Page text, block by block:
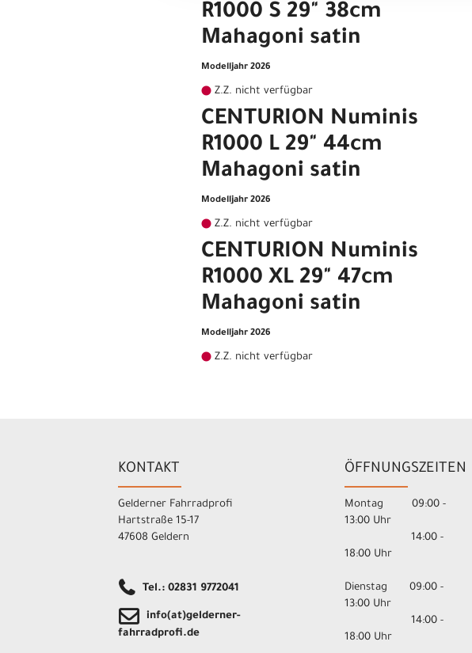
R1000 S 29" 38cm
Mahagoni satin
Modelljahr 2026
Z.Z. nicht verfügbar
CENTURION Numinis
R1000 L 29" 44cm
Mahagoni satin
Modelljahr 2026
Z.Z. nicht verfügbar
CENTURION Numinis
R1000 XL 29" 47cm
Mahagoni satin
Modelljahr 2026
Z.Z. nicht verfügbar
KONTAKT
Gelderner Fahrradprofi
Hartstraße 15-17
47608 Geldern
Tel.: 02831 9772041
info(at)gelderner-
fahrradprofi.de
ÖFFNUNGSZEITEN
Montag 09:00 -
13:00 Uhr
14:00 -
18:00 Uhr
Dienstag 09:00 -
13:00 Uhr
14:00 -
18:00 Uhr